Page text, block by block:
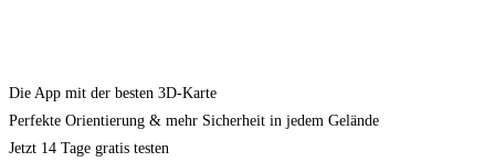
Die App mit der besten 3D-Karte
Perfekte Orientierung & mehr Sicherheit in jedem Gelände
Jetzt 14 Tage gratis testen